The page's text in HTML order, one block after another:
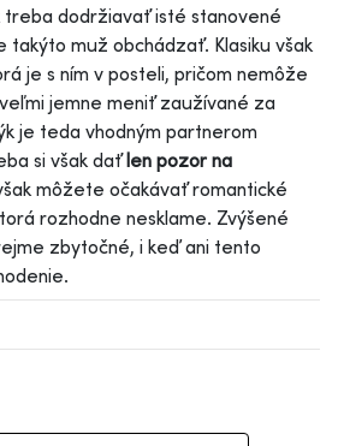
treba dodržiavať isté stanovené
takýto muž obchádzať. Klasiku však
je s ním v posteli, pričom nemôže
jemne meniť zaužívané za
je teda vhodným partnerom
si však daťlen pozor na
môžete očakávať romantické
rozhodne nesklame. Zvýšené
zbytočné, i keď ani tento